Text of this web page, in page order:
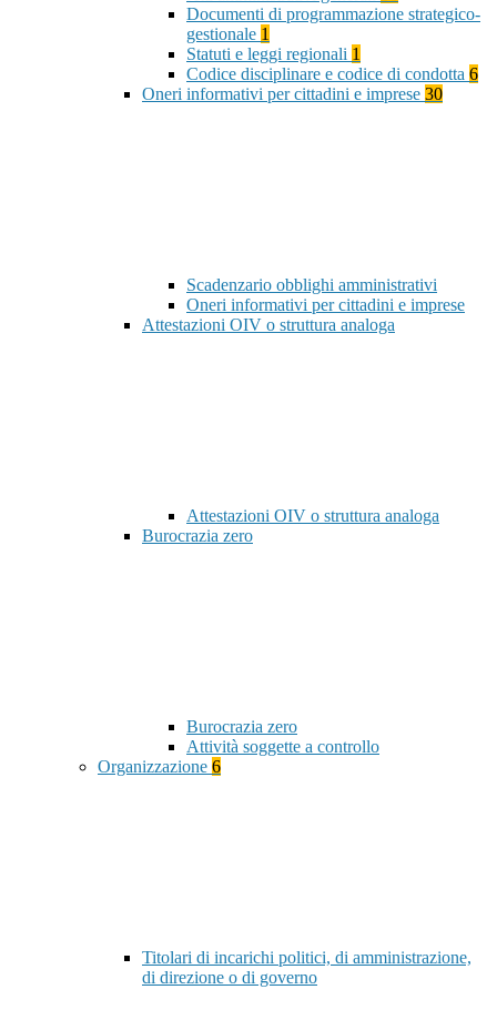
Documenti di programmazione strategico-
gestionale 1
Statuti e leggi regionali 1
Codice disciplinare e codice di condotta 6
Oneri informativi per cittadini e imprese 30
Scadenzario obblighi amministrativi
Oneri informativi per cittadini e imprese
Attestazioni OIV o struttura analoga
Attestazioni OIV o struttura analoga
Burocrazia zero
Burocrazia zero
Attività soggette a controllo
Organizzazione 6
Titolari di incarichi politici, di amministrazione,
di direzione o di governo